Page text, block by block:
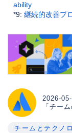
ability
*9: 継続的改善プ
2026-
「チー
チームとテクノ